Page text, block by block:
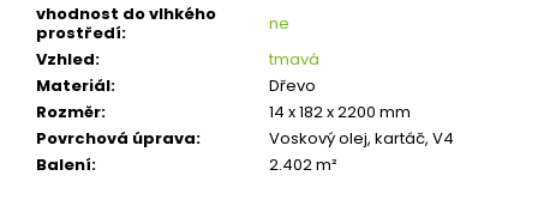
vhodnost do vlhkého
prostředí:
ne
Vzhled:
tmavá
Materiál:
Dřevo
Rozměr:
14 x 182 x 2200 mm
Povrchová úprava:
Voskový olej, kartáč, V4
Balení: 2.402 m²